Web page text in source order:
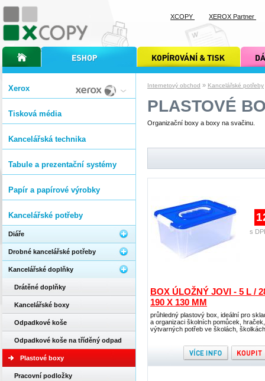
Internetový obchod » Kancelářské potřeby
PLASTOVÉ
Organizační boxy a boxy na svačinu.
BOX ÚLOŽNÝ JOVI - 5 L /
190 X 130 MM
průhledný plastový box, ideální pro
a organizaci školních pomůcek, hraček,
výtvarných potřeb ve školách,
s
Xerox
Tisková média
Kancelářská technika
Tabule a prezentační systémy
Papír a papírové výrobky
Kancelářské potřeby
Diáře
Drobné kancelářské potřeby
Kancelářské doplňky
Drátěné doplňky
Kancelářské boxy
Odpadkové koše
Odpadkové koše na tříděný odpad
Plastové boxy
Pracovní podložky
úvodní stránka xcopyinternetový obchod xcopy kopírování a tisk xcopy dárkové
XCOPY XEROX Partner